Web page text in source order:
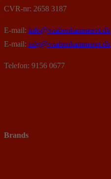
CVR-nr: 2658 3187
E-mail: info@vaabenkammeret.dk
E-mail: salg@vaabenkammeret.dk
Telefon: 9156 0677
Brands